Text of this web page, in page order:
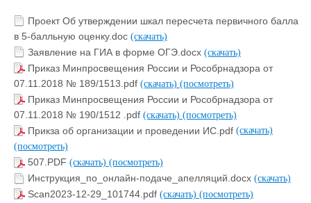
Проект Об утверждении шкал пересчета первичного балла
в 5-балльную оценку.doc (скачать)
Заявление на ГИА в форме ОГЭ.docx (скачать)
Приказ Минпросвещения России и Рособрнадзора от
07.11.2018 № 189/1513.pdf (скачать) (посмотреть)
Приказ Минпросвещения России и Рособрнадзора от
07.11.2018 № 190/1512 .pdf (скачать) (посмотреть)
Прикза об организации и проведении ИС.pdf (скачать)
(посмотреть)
507.PDF (скачать) (посмотреть)
Инструкция_по_онлайн-подаче_апелляций.docx (скачать)
Scan2023-12-29_101744.pdf (скачать) (посмотреть)